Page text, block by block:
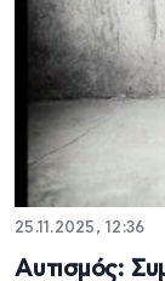
25.11.2025, 12:36
Αυτισμός: